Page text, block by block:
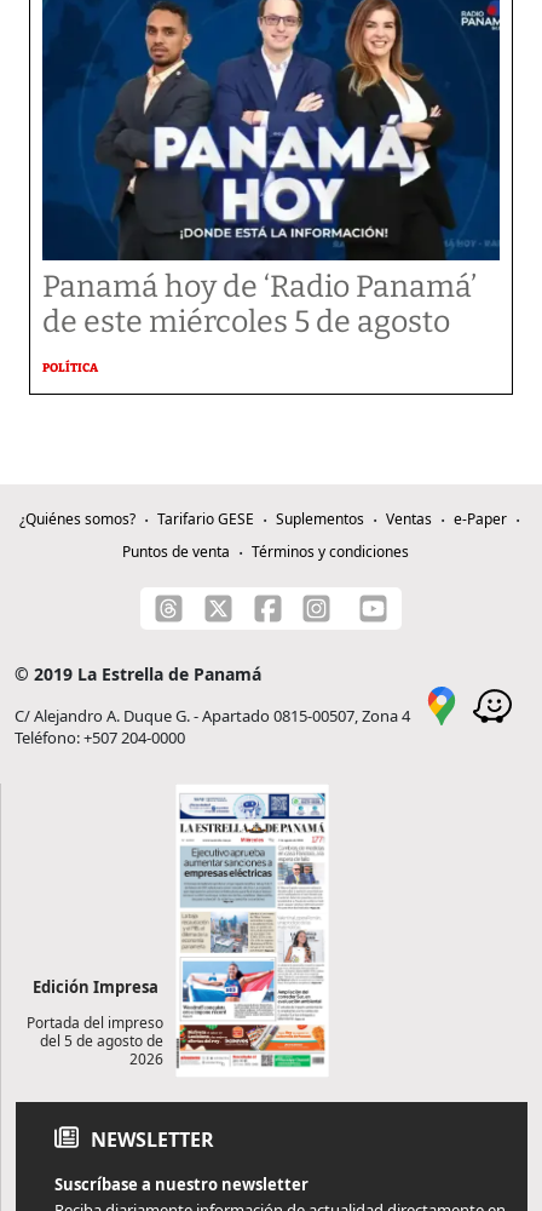
Panamá hoy de ‘Radio Panamá’
de este miércoles 5 de agosto
POLÍTICA
¿Quiénes somos? Tarifario GESE Suplementos Ventas
e-Paper
Puntos de venta
Términos y condiciones
© 2019 La Estrella de Panamá
C/ Alejandro A. Duque G. - Apartado 0815-00507, Zona 4
Teléfono: +507 204-0000
Edición Impresa
Portada del impreso
del 5 de agosto de
2026
NEWSLETTER
Suscríbase a nuestro newsletter